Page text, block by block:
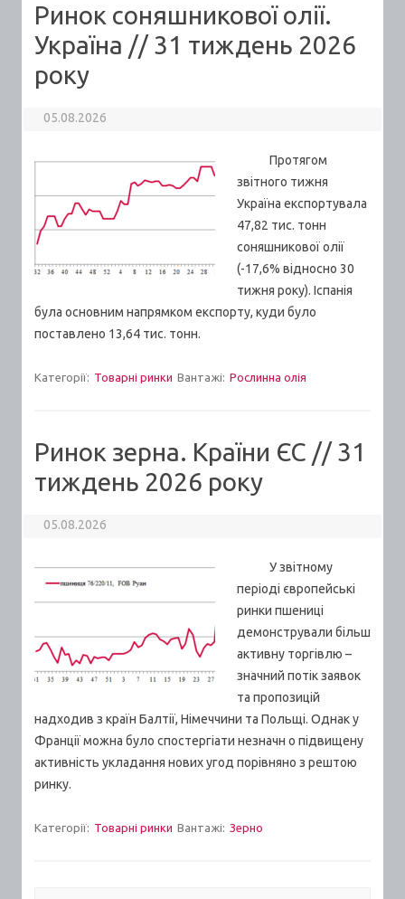
Ринок соняшникової олії.
Україна // 31 тиждень 2026
року
05.08.2026
Протягом
звітного тижня
Україна експортувала
47,82 тис. тонн
соняшникової олії
(-17,6% відносно 30
тижня року). Іспанія
була основним напрямком експорту, куди було
поставлено 13,64 тис. тонн.
Категорії: Товарні ринки Вантажі: Рослинна олія
Ринок зерна. Країни ЄС // 31
тиждень 2026 року
05.08.2026
У звітному
періоді європейські
ринки пшениці
демонстрували більш
активну торгівлю –
значний потік заявок
та пропозицій
надходив з країн Балтії, Німеччини та Польщі. Однак у
Франції можна було спостергіати незначн о підвищену
активність укладання нових угод порівняно з рештою
ринку.
Категорії: Товарні ринки Вантажі: Зерно